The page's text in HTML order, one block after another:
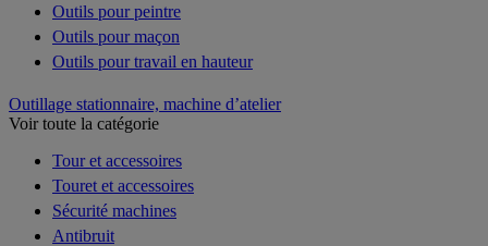
Outils pour peintre
Outils pour maçon
Outils pour travail en hauteur
Outillage stationnaire, machine d’atelier
Voir toute la catégorie
Tour et accessoires
Touret et accessoires
Sécurité machines
Antibruit